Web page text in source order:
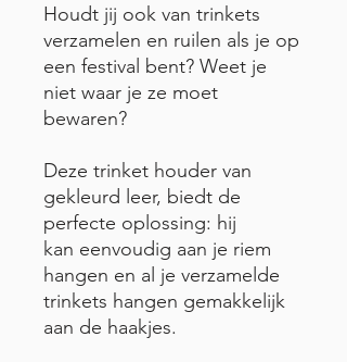
Houdt jij ook van trinkets
verzamelen en ruilen als je op
een festival bent? Weet je
niet waar je ze moet
bewaren?
Deze trinket houder van
gekleurd leer, biedt de
perfecte oplossing: hij
kan eenvoudig aan je riem
hangen en al je verzamelde
trinkets hangen gemakkelijk
aan de haakjes.